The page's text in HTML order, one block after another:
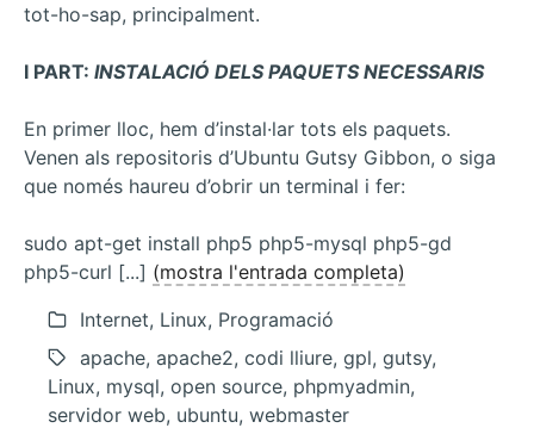
tot-ho-sap, principalment.
I PART: INSTALACIÓ DELS PAQUETS NECESSARIS
En primer lloc, hem d’instal·lar tots els paquets.
Venen als repositoris d’Ubuntu Gutsy Gibbon, o siga
que només haureu d’obrir un terminal i fer:
sudo apt-get install php5 php5-mysql php5-gd
php5-curl [...] (mostra l'entrada completa)
Internet, Linux, Programació
apache, apache2, codi lliure, gpl, gutsy,
Linux, mysql, open source, phpmyadmin,
servidor web, ubuntu, webmaster